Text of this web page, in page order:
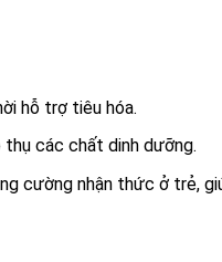
hỗ trợ tiêu hóa.
các chất dinh dưỡng.
cường nhận thức ở trẻ,